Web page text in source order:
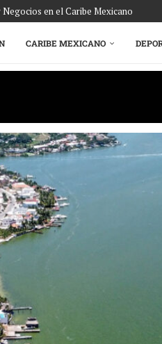
en el Caribe Mexicano
CARIBE MEXICANO